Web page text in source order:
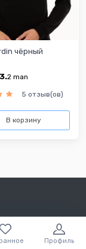
чёрный
2 man
5 отзыв(ов)
В корзину
Профиль
и Условия